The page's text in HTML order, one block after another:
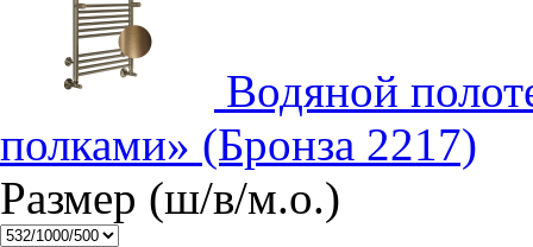
Водяной
полками» (Бронза 2217)
Размер (ш/в/м.о.)